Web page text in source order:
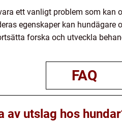
ett vanligt problem som kan
egenskaper kan
forska och utveckla
FAQ
av utslag hos